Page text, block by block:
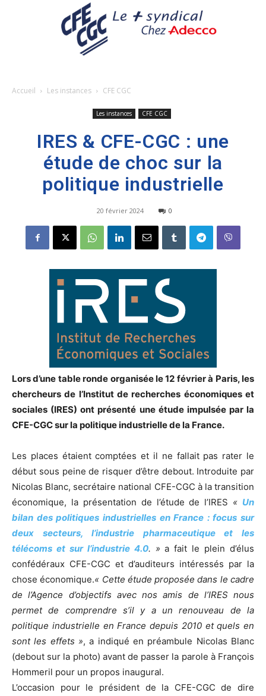
Accueil Les instances CFE CGC
Les instances CFE CGC
IRES & CFE-CGC : une
étude de choc sur la
politique industrielle
20 février 2024 0
Lors d’une table ronde organisée le 12 février à Paris, les
chercheurs de l’Institut de recherches économiques et
sociales (IRES) ont présenté une étude impulsée par la
CFE-CGC sur la politique industrielle de la France.
Les places étaient comptées et il ne fallait pas rater le
début sous peine de risquer d’être debout. Introduite par
Nicolas Blanc, secrétaire national CFE-CGC à la transition
économique, la présentation de l’étude de l’IRES « Un
bilan des politiques industrielles en France : focus sur
deux secteurs, l’industrie pharmaceutique et les
télécoms et sur l’industrie 4.0. » a fait le plein d’élus
confédéraux CFE-CGC et d’auditeurs intéressés par la
chose économique.« Cette étude proposée dans le cadre
de l’Agence d’objectifs avec nos amis de l’IRES nous
permet de comprendre s’il y a un renouveau de la
politique industrielle en France depuis 2010 et quels en
sont les effets », a indiqué en préambule Nicolas Blanc
(debout sur la photo) avant de passer la parole à François
Hommeril pour un propos inaugural.
L’occasion pour le président de la CFE-CGC de dire